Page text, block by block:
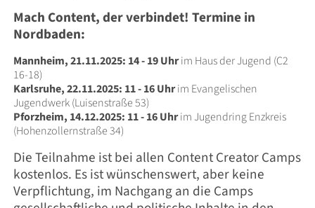
Mach Content, der verbindet! Termine in
Nordbaden:
Mannheim, 21.11.2025: 14 - 19 Uhrim Haus der Jugend (C2
16-18)
Karlsruhe, 22.11.2025: 11 - 16 Uhrim Evangelischen
Jugendwerk (Luisenstraße 53)
Pforzheim, 14.12.2025: 11 - 16 Uhrim Jugendring Enzkreis
(Hohenzollernstraße 34)
Die Teilnahme ist bei allen Content Creator Camps
kostenlos. Es ist wünschenswert, aber keine
Verpflichtung, im Nachgang an die Camps